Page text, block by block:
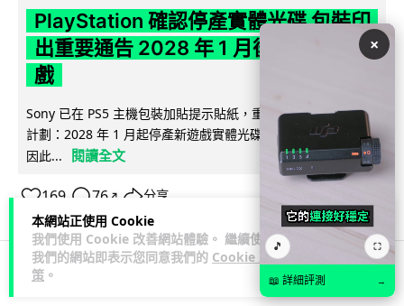
本網站正使用 Cookie
我們使用 Cookie 改善網站體驗。 繼續使用
我們的網站即表示您同意我們的 Cookie 政
策 。
PlayStation 確認停產實體光碟 包裝印
出重要通告 2028 年 1 月後不出光碟遊
戲
Sony 已在 PS5 主機包裝加貼提示貼紙，重申官方 7 月已公布
計劃：2028 年 1 月起停產新遊戲實體光碟。分析師預期 PS6
因此...
閱讀全文
169 76 ↗ 分享
×
🎵 ⛶
📖 詳細評測 →